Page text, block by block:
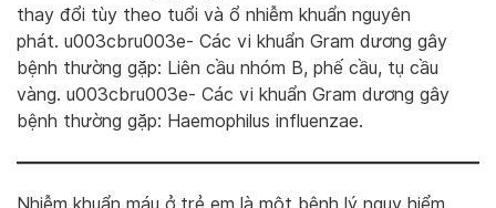
thay đổi tùy theo tuổi và ổ nhiễm khuẩn nguyên
phát. u003cbru003e- Các vi khuẩn Gram dương gây
bệnh thường gặp: Liên cầu nhóm B, phế cầu, tụ cầu
vàng. u003cbru003e- Các vi khuẩn Gram dương gây
bệnh thường gặp: Haemophilus influenzae.